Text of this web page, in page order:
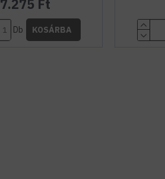
7.275 Ft
Db KOSÁRBA